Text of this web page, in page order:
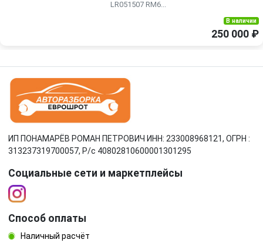
LR051507 RМ6...
В наличии
250 000 ₽
ИП ПОНАМАРЁВ РОМАН ПЕТРОВИЧ ИНН: 233008968121, ОГРН :
313237319700057, Р/c 40802810600001301295
Социальные сети и маркетплейсы
Способ оплаты
Наличный расчёт